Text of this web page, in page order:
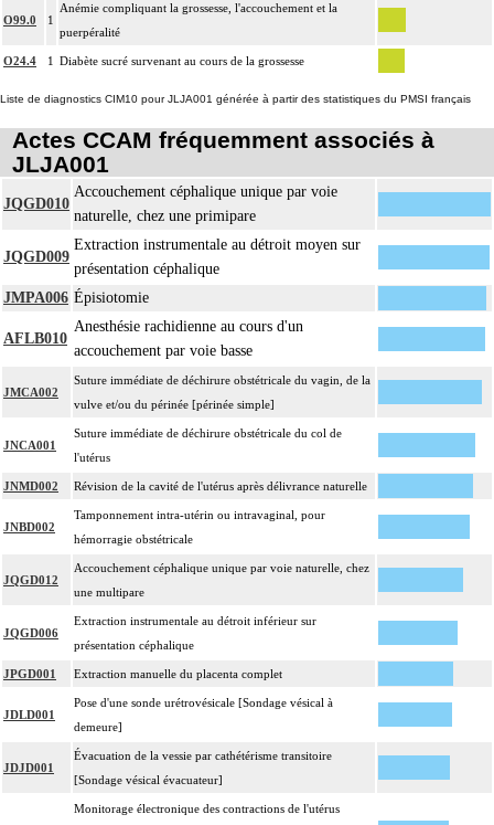
O99.0 1
Anémie compliquant la grossesse, l'accouchement et la
puerpéralité
O24.4 1 Diabète sucré survenant au cours de la grossesse
Liste de diagnostics CIM10 pour JLJA001 générée à partir des statistiques du PMSI français
Actes CCAM fréquemment associés à
JLJA001
JQGD010
Accouchement céphalique unique par voie
naturelle, chez une primipare
JQGD009
Extraction instrumentale au détroit moyen sur
présentation céphalique
JMPA006 Épisiotomie
AFLB010
Anesthésie rachidienne au cours d'un
accouchement par voie basse
JMCA002
Suture immédiate de déchirure obstétricale du vagin, de la
vulve et/ou du périnée [périnée simple]
JNCA001
Suture immédiate de déchirure obstétricale du col de
l'utérus
JNMD002 Révision de la cavité de l'utérus après délivrance naturelle
JNBD002
Tamponnement intra-utérin ou intravaginal, pour
hémorragie obstétricale
JQGD012
Accouchement céphalique unique par voie naturelle, chez
une multipare
JQGD006
Extraction instrumentale au détroit inférieur sur
présentation céphalique
JPGD001 Extraction manuelle du placenta complet
JDLD001
Pose d'une sonde urétrovésicale [Sondage vésical à
demeure]
JDJD001
Évacuation de la vessie par cathétérisme transitoire
[Sondage vésical évacuateur]
Monitorage électronique des contractions de l'utérus